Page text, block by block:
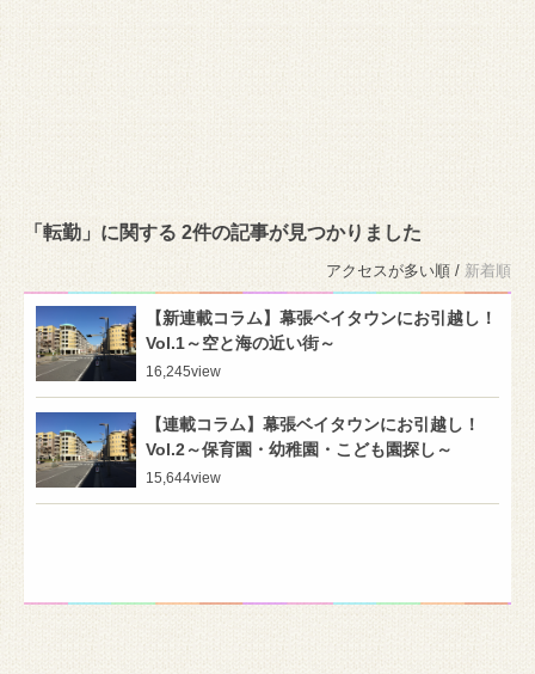
「転勤」に関する 2件の記事が見つかりました
アクセスが多い順 / 新着順
【新連載コラム】幕張ベイタウンにお引越し！
Vol.1～空と海の近い街～
16,245view
【連載コラム】幕張ベイタウンにお引越し！
Vol.2～保育園・幼稚園・こども園探し～
15,644view